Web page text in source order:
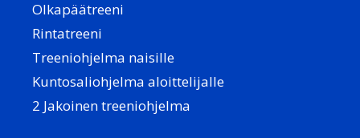
Olkapäätreeni
Rintatreeni
Treeniohjelma naisille
Kuntosaliohjelma aloittelijalle
2 Jakoinen treeniohjelma